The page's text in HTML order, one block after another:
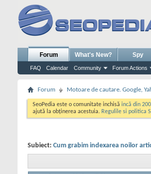
Forum
FAQ Calendar Community Forum Actions
What's New? Spy
Forum Motoare de cautare. Google,
SeoPedia este o comunitate inchisă incă din
ajută la obținerea acestuia. Regulile si politica
Subiect: Cum grabim indexarea noilor